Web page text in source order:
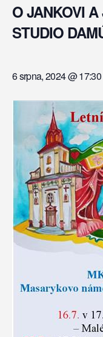
O JANKOVI
STUDIO
6 srpna, 2024 @ 17:30